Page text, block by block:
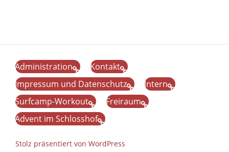
Administration
Kontakt
Impressum und Datenschutz
Intern
Surfcamp-Workout
Freiraum
Advent im Schlosshof
Stolz präsentiert von WordPress